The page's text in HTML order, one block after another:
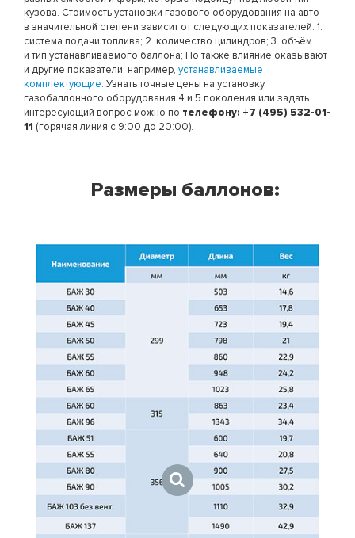
кузова. Стоимость установки газового оборудования на авто
в значительной степени зависит от следующих показателей: 1.
система подачи топлива; 2. количество цилиндров; 3. объём
и тип устанавливаемого баллона; Но также влияние оказывают
и другие показатели, например, устанавливаемые
комплектующие. Узнать точные цены на установку
газобаллонного оборудования 4 и 5 поколения или задать
интересующий вопрос можно по телефону: +7 (495) 532-01-
11 (горячая линия с 9:00 до 20:00).
Размеры баллонов: